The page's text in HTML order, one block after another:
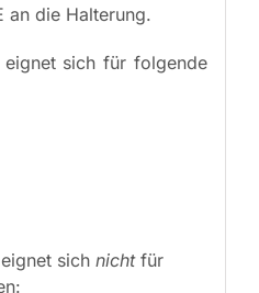
an die Halterung.
eignet sich für folgende
sich nichtfür